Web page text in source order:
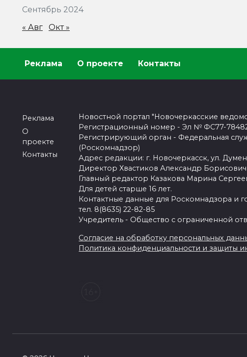
Сентябрь 2024
« Авг Окт »
Реклама О проекте Контакты
Реклама
О
проекте
Контакты
Новостной портал "Новочеркасские
Регистрационный номер - Эл № ФС77-78482
Регистрирующий орган - Федеральная
(Роскомнадзор)
Адрес редакции: г. Новочеркасск, ул.
Директор Хвастиков Александр Борисович
Главный редактор Казакова Марина
Для детей старше 16 лет.
Контактные данные для Роскомнадзора и
тел. 8(8635) 22-82-85
Учредитель - Общество с ограниченной
Согласие на обработку персональных
Политика конфиденциальности и защиты